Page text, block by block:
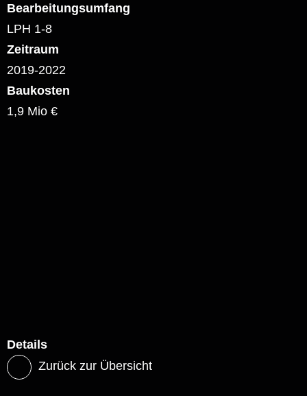
Bearbeitungsumfang
LPH 1-8
Zeitraum
2019-2022
Baukosten
1,9 Mio €
Details
Zurück zur Übersicht